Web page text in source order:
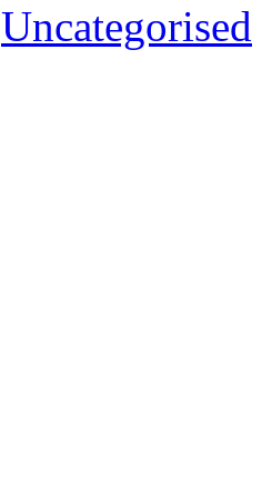
Uncategorised